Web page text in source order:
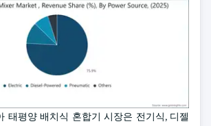
태평양 배치식 혼합기 시장은 전기식, 디젤